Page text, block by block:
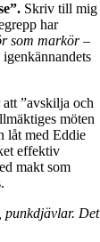
Skriv till mig
har
som markör–
”avskilja och
möten
låt med Eddie
effektiv
makt som
punkdjävlar. Det